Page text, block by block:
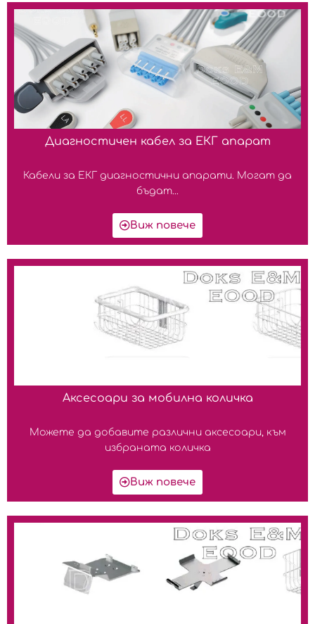
Диагностичен кабел за ЕКГ апарат
Кабели за ЕКГ диагностични апарати. Могат да
бъдат...
Виж повече
Аксесоари за мобилна количка
Можете да добавите различни аксесоари, към
избраната количка
Виж повече